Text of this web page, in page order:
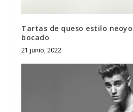
Tartas de queso estilo
bocado
21 junio, 2022